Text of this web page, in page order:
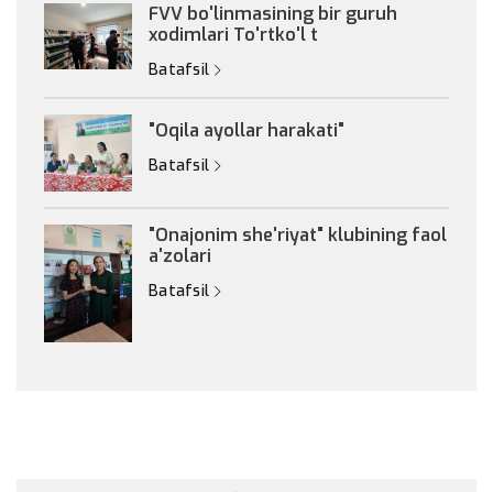
FVV bo'linmasining bir guruh
xodimlari To'rtko'l t
Batafsil
"Oqila ayollar harakati"
Batafsil
"Onajonim she'riyat" klubining faol
a'zolari
Batafsil